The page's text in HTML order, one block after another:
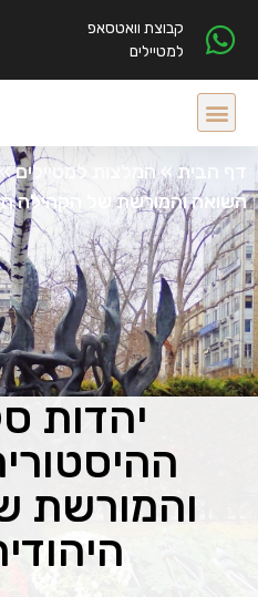
קבוצת וואטסאפ
למטיילים
דף הבית» המלצות למטיילים
השואה והמורשת של הקהילה
יהדות
והמורשת